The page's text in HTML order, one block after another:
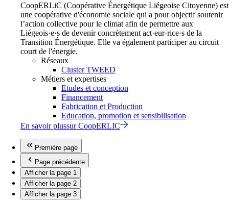
CoopERLiC (Coopérative Énergétique Liégeoise Citoyenne) est
une coopérative d'économie sociale qui a pour objectif soutenir
l’action collective pour le climat afin de permettre aux
Liégeois·e·s de devenir concrètement act·eur·rice·s de la
Transition Énergétique. Elle va également participer au circuit
court de l'énergie.
Réseaux
Cluster TWEED
Métiers et expertises
Etudes et conception
Financement
Fabrication et Production
Education, promotion et sensibilisation
En savoir plussurCoopERLIC
Première page
Page précédente
Afficher la page 1
Afficher la page 2
Afficher la page 3